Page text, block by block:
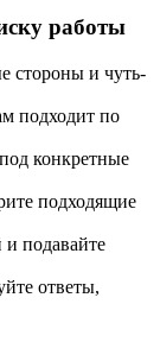
работы
стороны и чуть-
подходит по
конкретные
подходящие
и подавайте
ответы,